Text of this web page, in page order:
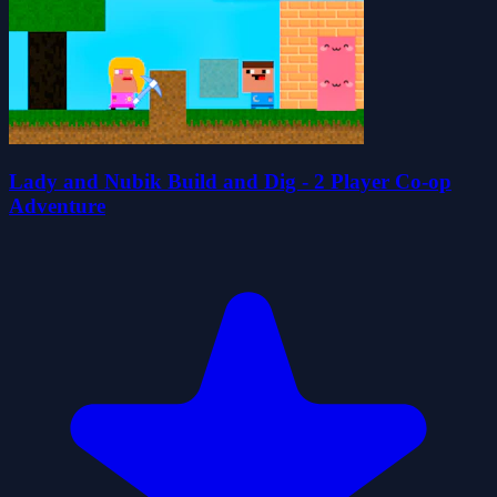
Lady and Nubik Build and Dig - 2 Player Co-op
Adventure